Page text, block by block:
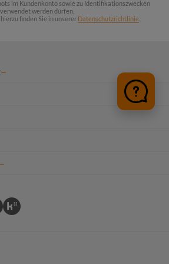
im Kundenkonto sowie zu Identifikationszwecken
verwendet werden dürfen.
finden Sie in unserer Datenschutzrichtlinie